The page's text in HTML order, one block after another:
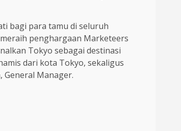
bagi para tamu di seluruh
penghargaan Marketeers
Tokyo sebagai destinasi
dari kota Tokyo, sekaligus
Manager.